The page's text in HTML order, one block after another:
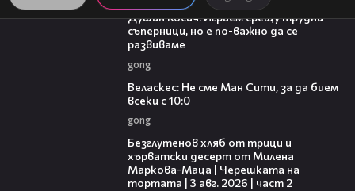
Душан Косич: Играем срещу трудни
съперници, но е по-важно да се
развиваме
gong
Веласкес: Не сме Ман Сити, за да бием
всеки с 10:0
gong
Безглутенов хляб от трици и
хърватски десерт от Милена
Маркова-Маца | Черешката на
тортата | 3 авг. 2026 | част 2